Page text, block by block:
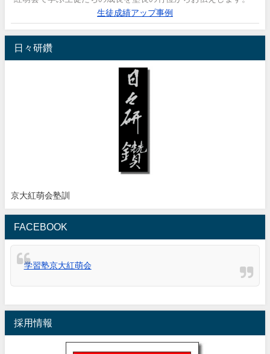
生徒成績アップ事例
日々研鑽
京大紅萌会塾訓
FACEBOOK
学習塾京大紅萌会
採用情報